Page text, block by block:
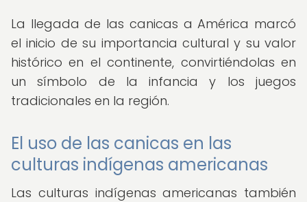
La llegada de las canicas a América marcó
el inicio de su importancia cultural y su valor
histórico en el continente, convirtiéndolas en
un símbolo de la infancia y los juegos
tradicionales en la región.
El uso de las canicas en las
culturas indígenas americanas
Las culturas indígenas americanas también